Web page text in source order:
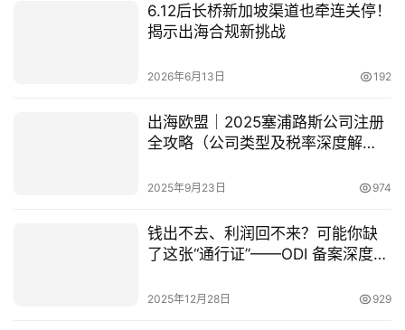
6.12后长桥新加坡渠道也牵连关停！
揭示出海合规新挑战
2026年6月13日 192
出海欧盟｜2025塞浦路斯公司注册
全攻略（公司类型及税率深度解
2025年9月23日 974
钱出不去、利润回不来？可能你缺
了这张“通行证”——ODI 备案深度解
2025年12月28日 929